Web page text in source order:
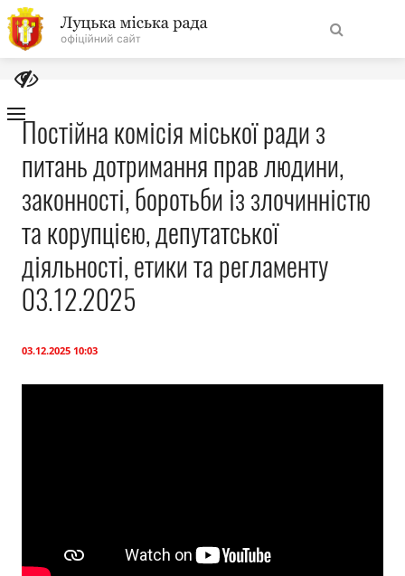
На
головну
Навігація
сайту
Про місто
Міська влада
Міська рада
Постійна комісія міської ради з
питань дотримання прав людини,
законності, боротьби із злочинністю
та корупцією, депутатської
діяльності, етики та регламенту
03.12.2025
03.12.2025 10:03